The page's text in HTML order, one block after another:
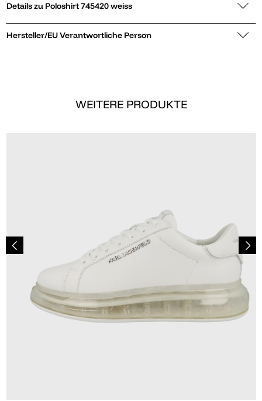
Details zu Poloshirt 745420 weiss
Hersteller/EU Verantwortliche Person
WEITERE PRODUKTE